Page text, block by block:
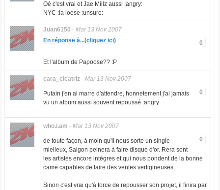
Oé c'est vrai et Jae Millz aussi :angry:
NYC :la loose :unsure:
Juan6150 - Mar 13 Nov 2007
0
En réponse à...(cliquez ici)
Et l'album de Papoose?? :P
cara_cicatriz- Mar 13 Nov 2007
0
Putain j'en ai marre d'attendre, honnetement j'ai jamais
vu un album aussi souvent repoussé :angry:
who.i.am - Mar 13 Nov 2007
0
de toute façon, à moin qu'il nous sorte un single
mielleux, Saigon peinera à faire disque d'or. Rera sont
les artistes encore intègres et qui nous pondent de la bonne
came capables de faire des ventes vertigineuses.
Sinon c'est vrai qu'à force de repousser son projet, il finira par